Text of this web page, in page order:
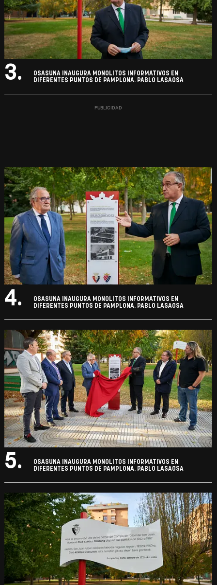
3.
OSASUNA INAUGURA MONOLITOS INFORMATIVOS EN
DIFERENTES PUNTOS DE PAMPLONA. PABLO LASAOSA
4.
OSASUNA INAUGURA MONOLITOS INFORMATIVOS EN
DIFERENTES PUNTOS DE PAMPLONA. PABLO LASAOSA
5.
OSASUNA INAUGURA MONOLITOS INFORMATIVOS EN
DIFERENTES PUNTOS DE PAMPLONA. PABLO LASAOSA